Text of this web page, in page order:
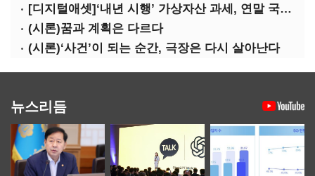
[디지털애셋]‘내년 시행’ 가상자산 과세, 연말 국회 문턱 넘을까
(시론)꿈과 계획은 다르다
(시론)‘사건’이 되는 순간, 극장은 다시 살아난다
뉴스리듬